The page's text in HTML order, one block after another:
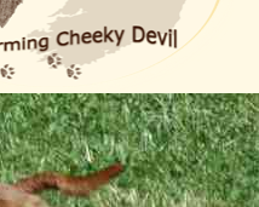
Hoppla, jetzt komm ich ...